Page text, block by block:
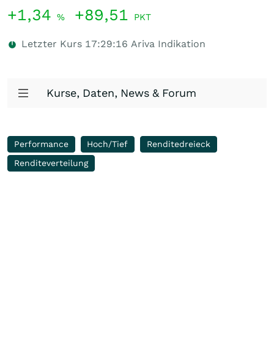
+1,34 % +89,51 PKT
Letzter Kurs 17:29:16 Ariva Indikation
Kurse, Daten, News & Forum
Performance Hoch/Tief
Renditedreieck
Renditeverteilung